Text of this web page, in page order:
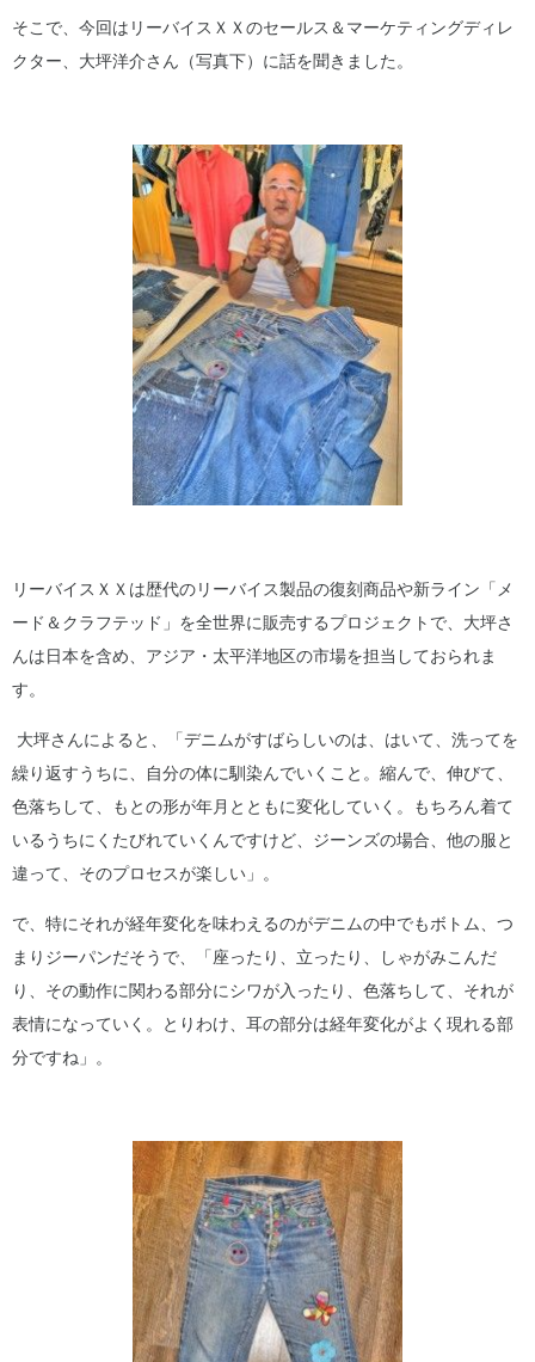
そこで、今回はリーバイスＸＸのセールス＆マーケティングディレ
クター、大坪洋介さん（写真下）に話を聞きました。
リーバイスＸＸは歴代のリーバイス製品の復刻商品や新ライン「メ
ード＆クラフテッド」を全世界に販売するプロジェクトで、大坪さ
んは日本を含め、アジア・太平洋地区の市場を担当しておられま
す。
大坪さんによると、「デニムがすばらしいのは、はいて、洗ってを
繰り返すうちに、自分の体に馴染んでいくこと。縮んで、伸びて、
色落ちして、もとの形が年月とともに変化していく。もちろん着て
いるうちにくたびれていくんですけど、ジーンズの場合、他の服と
違って、そのプロセスが楽しい」。
で、特にそれが経年変化を味わえるのがデニムの中でもボトム、つ
まりジーパンだそうで、「座ったり、立ったり、しゃがみこんだ
り、その動作に関わる部分にシワが入ったり、色落ちして、それが
表情になっていく。とりわけ、耳の部分は経年変化がよく現れる部
分ですね」。